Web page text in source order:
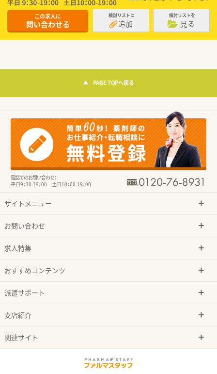
この求人に
問い合わせる
検討リストに
追加
検討リストを
見る
PAGE TOPへ戻る
電話でのお問い合わせ：
平日9：30-19：00 土日10：00-19：00
サイトメニュー
お問い合わせ
求人特集
おすすめコンテンツ
派遣サポート
支店紹介
関連サイト